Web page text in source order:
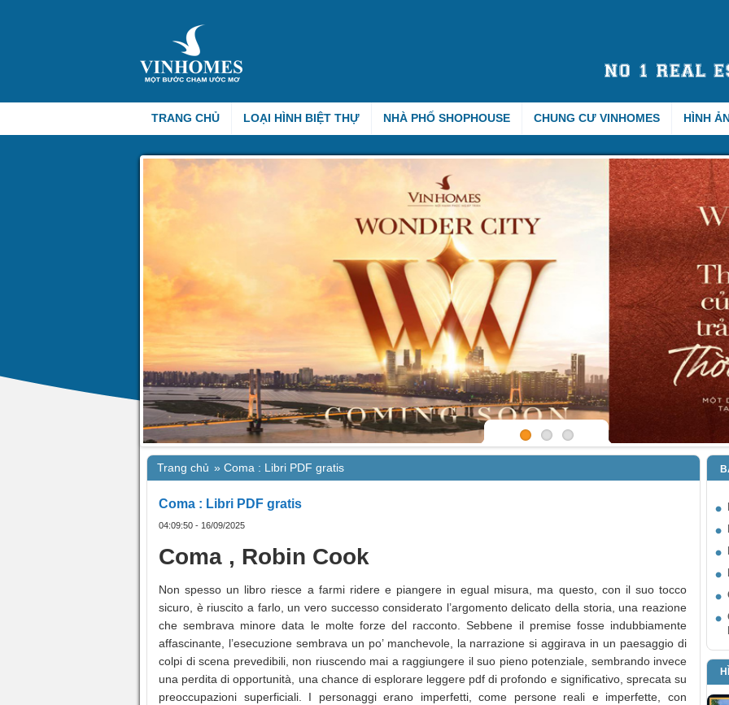
TRANG CHỦ LOẠI HÌNH BIỆT THỰ NHÀ PHỐ SHOPHOUSE CHUNG CƯ VINHOMES HÌNH
Trang chủ » Coma : Libri PDF gratis
Coma : Libri PDF gratis
04:09:50 - 16/09/2025
Coma , Robin Cook
Non spesso un libro riesce a farmi ridere e piangere in egual misura, ma questo, con il suo tocco
sicuro, è riuscito a farlo, un vero successo considerato l’argomento delicato della storia, una reazione
che sembrava minore data le molte forze del racconto. Sebbene il premise fosse indubbiamente
affascinante, l’esecuzione sembrava un po’ manchevole, la narrazione si aggirava in un paesaggio di
colpi di scena prevedibili, non riuscendo mai a raggiungere il suo pieno potenziale, sembrando invece
una perdita di opportunità, una chance di esplorare leggere pdf di profondo e significativo, sprecata su
preoccupazioni superficiali. I personaggi erano imperfetti, come persone reali e imperfette, con